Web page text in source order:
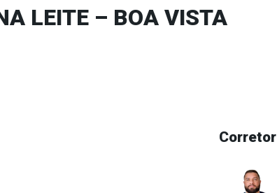
LEITE – BOA VISTA
Corretor